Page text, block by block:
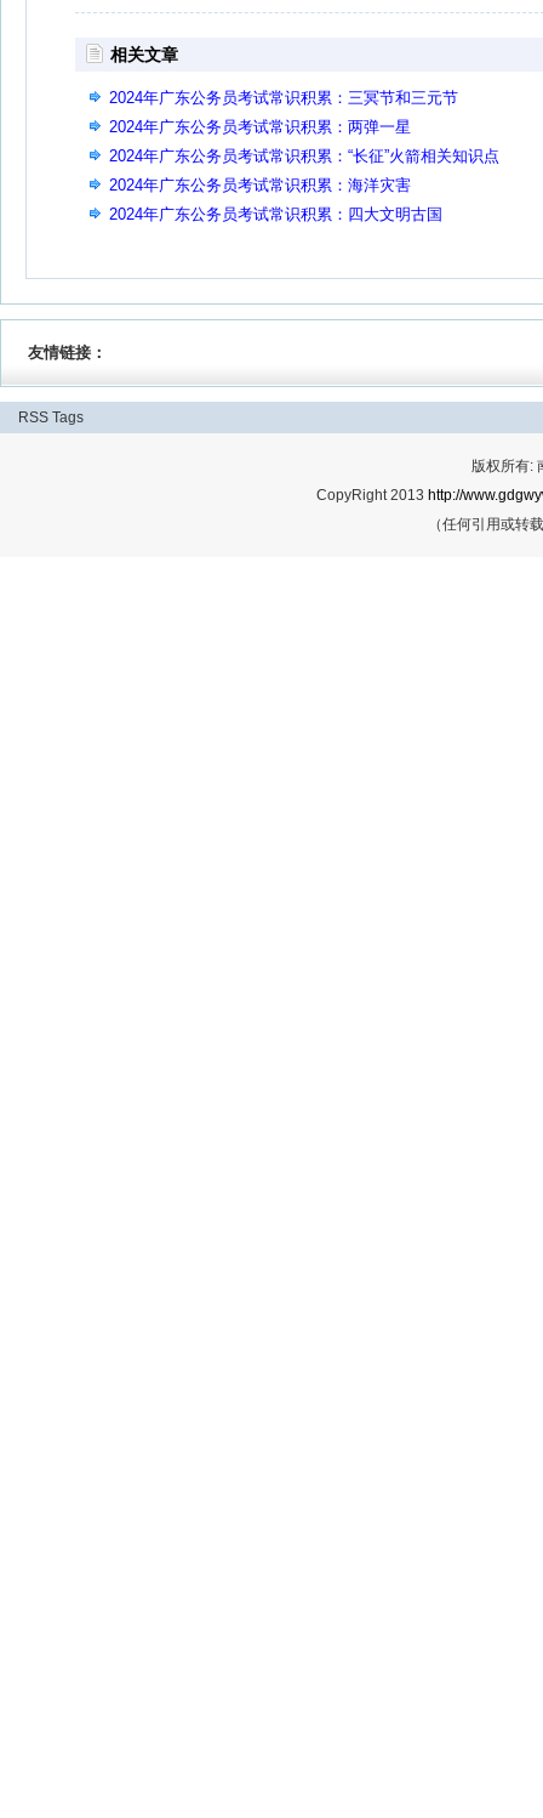
相关文章
2024年广东公务员考试常识积累：三冥节和三元节
2024年广东公务员考试常识积累：两弹一星
2024年广东公务员考试常识积累：“长征”火箭相关知识点
2024年广东公务员考试常识积累：海洋灾害
2024年广东公务员考试常识积累：四大文明古国
友情链接：
RSS Tags
版权所有:
CopyRight 2013 http://
（任何引用或转